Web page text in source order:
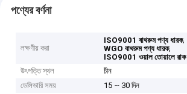
পণ্যের বর্ণনা
লক্ষণীয় করা
ISO9001 বাথরুম পণ্য ধারক,
WGO বাথরুম পণ্য ধারক,
ISO9001 ওয়াল তোয়ালে রাক
উৎপত্তি স্থল
চীন
ডেলিভারি সময়
15 ~ 30 দিন